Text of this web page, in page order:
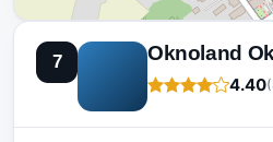
7 Oknoland
4.40